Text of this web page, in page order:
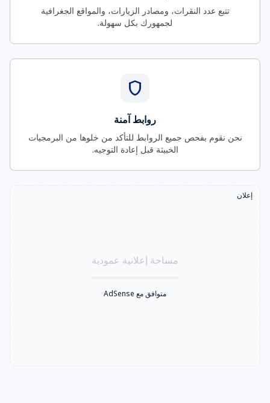
تتبع عدد النقرات، ومصادر الزيارات، والمواقع الجغرافية
لجمهورك بكل سهولة.
shield
روابط آمنة
نحن نقوم بفحص جميع الروابط للتأكد من خلوها من البرمجيات
الخبيثة قبل إعادة التوجيه.
إعلان
مساحة إعلانية عمودية
متوافق مع AdSense